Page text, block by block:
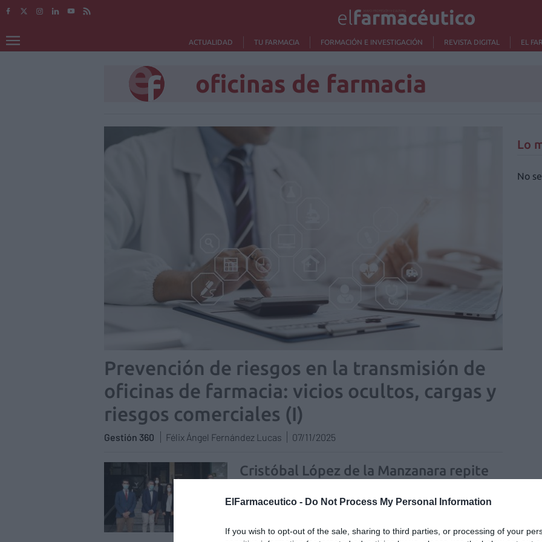
ElFarmaceutico - Do Not Process My Personal Information
If you wish to opt-out of the sale, sharing to third parties, or processing of your
ACTUALIDAD TU FARMACIA FORMACIÓN E INVESTIGACIÓN REVISTA DIGITAL EL
oficinas de farmacia
Prevención de riesgos en la transmisión de
oficinas de farmacia: vicios ocultos, cargas y
riesgos comerciales (I)
Gestión 360 Félix Ángel Fernández Lucas 07/11/2025
Cristóbal López de la Manzanara repite
Noticias y novedades Redacción
28/09/2020
Empresarios de Farmacia de Madrid (ADEFARMA), el pasado 24
Lo
No